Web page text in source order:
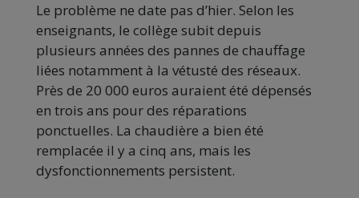
Le problème ne date pas d’hier. Selon les
enseignants, le collège subit depuis
plusieurs années des pannes de chauffage
liées notamment à la vétusté des réseaux.
Près de 20 000 euros auraient été dépensés
en trois ans pour des réparations
ponctuelles. La chaudière a bien été
remplacée il y a cinq ans, mais les
dysfonctionnements persistent.